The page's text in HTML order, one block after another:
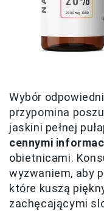
Wybór
przypomina
jaskini pełnej
cennymi
obietnicami.
wyzwaniem, aby
które kuszą
zachęcającymi